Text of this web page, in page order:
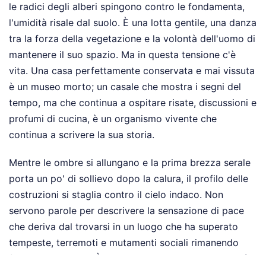
le radici degli alberi spingono contro le fondamenta,
l'umidità risale dal suolo. È una lotta gentile, una danza
tra la forza della vegetazione e la volontà dell'uomo di
mantenere il suo spazio. Ma in questa tensione c'è
vita. Una casa perfettamente conservata e mai vissuta
è un museo morto; un casale che mostra i segni del
tempo, ma che continua a ospitare risate, discussioni e
profumi di cucina, è un organismo vivente che
continua a scrivere la sua storia.
Mentre le ombre si allungano e la prima brezza serale
porta un po' di sollievo dopo la calura, il profilo delle
costruzioni si staglia contro il cielo indaco. Non
servono parole per descrivere la sensazione di pace
che deriva dal trovarsi in un luogo che ha superato
tempeste, terremoti e mutamenti sociali rimanendo